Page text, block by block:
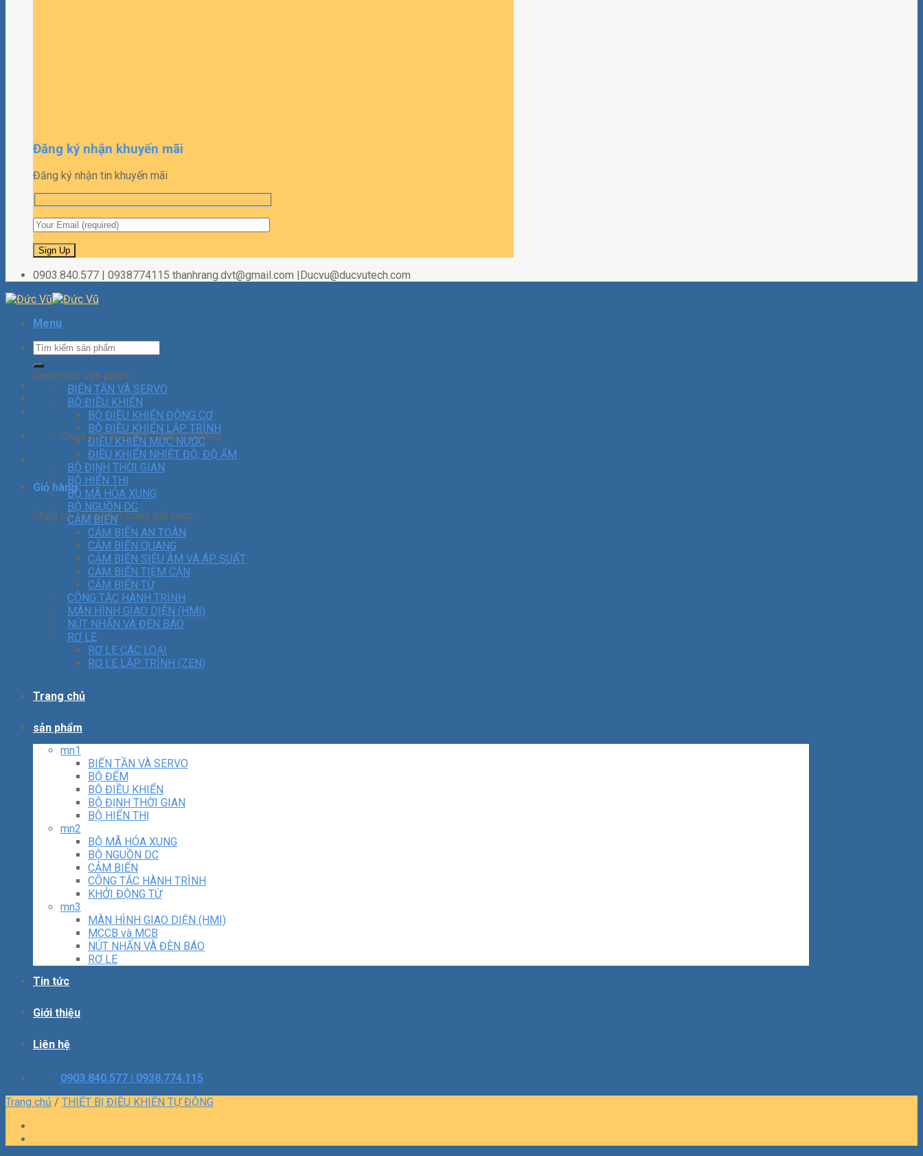
Đăng ký nhận khuyến mãi
Đăng ký nhận tin khuyến mãi
0903.840.577 | 0938774115 thanhrang.dvt@gmail.com |Ducvu@ducvutech.com
Menu
Chưa có sản phẩm trong giỏ hàng.
Giỏ hàng
Chưa có sản phẩm trong giỏ hàng.
Danh mục sản phẩm
BIẾN TẦN VÀ SERVO
BỘ ĐIỀU KHIỂN
BỘ ĐIỀU KHIỂN ĐỘNG CƠ
BỘ ĐIỀU KHIỂN LẬP TRÌNH
ĐIỀU KHIỂN MỨC NƯỚC
ĐIỀU KHIỂN NHIỆT ĐỘ, ĐỘ ẨM
BỘ ĐỊNH THỜI GIAN
BỘ HIỂN THỊ
BỘ MÃ HÓA XUNG
BỘ NGUỒN DC
CẢM BIẾN
CẢM BIẾN AN TOÀN
CẢM BIẾN QUANG
CẢM BIẾN SIÊU ÂM VÀ ÁP SUẤT
CẢM BIẾN TIỆM CẬN
CẢM BIẾN TỪ
CÔNG TẮC HÀNH TRÌNH
MÀN HÌNH GIAO DIỆN (HMI)
NÚT NHẤN VÀ ĐÈN BÁO
RƠ LE
RƠ LE CÁC LOẠI
RƠ LE LẬP TRÌNH (ZEN)
Trang chủ
sản phẩm
mn1
BIẾN TẦN VÀ SERVO
BỘ ĐẾM
BỘ ĐIỀU KHIỂN
BỘ ĐỊNH THỜI GIAN
BỘ HIỂN THỊ
mn2
BỘ MÃ HÓA XUNG
BỘ NGUỒN DC
CẢM BIẾN
CÔNG TẮC HÀNH TRÌNH
KHỞI ĐỘNG TỪ
mn3
MÀN HÌNH GIAO DIỆN (HMI)
MCCB và MCB
NÚT NHẤN VÀ ĐÈN BÁO
RƠ LE
Tin tức
Giới thiệu
Liên hệ
0903.840.577 | 0938.774.115
Trang chủ / THIẾT BỊ ĐIỀU KHIỂN TỰ ĐỘNG